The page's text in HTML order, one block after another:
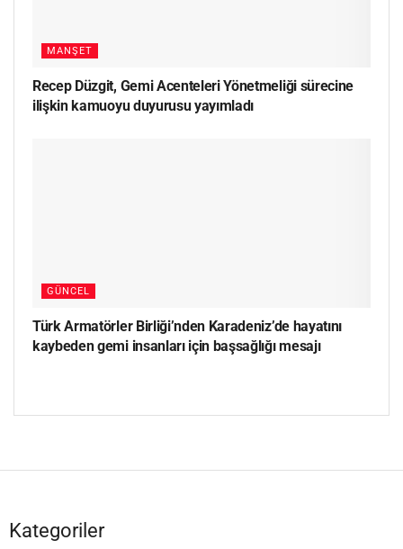
MANŞET
Recep Düzgit, Gemi Acenteleri Yönetmeliği sürecine
ilişkin kamuoyu duyurusu yayımladı
GÜNCEL
Türk Armatörler Birliği’nden Karadeniz’de hayatını
kaybeden gemi insanları için başsağlığı mesajı
Kategoriler